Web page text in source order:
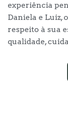
experiência
Daniela e Luiz,
respeito à sua
qualidade,